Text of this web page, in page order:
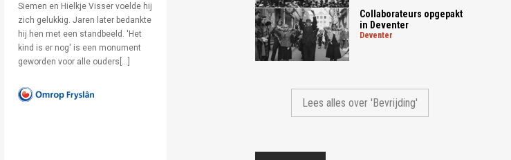
Siemen en Hielkje Visser voelde hij
zich gelukkig. Jaren later bedankte
hij hen met een standbeeld. 'Het
kind is er nog' is een monument
geworden voor alle ouders[…]
Collaborateurs opgepakt
in Deventer
deventer
Lees alles over 'Bevrijding'